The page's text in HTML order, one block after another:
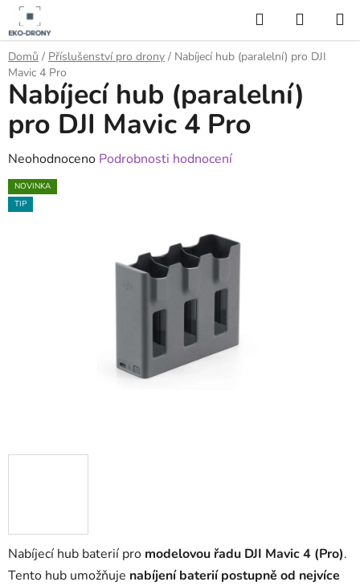
Přejít
obsah
Hledat
KOŠÍK
Domů / Příslušenství pro drony / Nabíjecí hub (paralelní) pro DJI
Mavic 4 Pro
Nabíjecí hub baterií pro modelovou řadu DJI Mavic 4 (Pro).
Tento hub umožňuje nabíjení baterií postupně od nejvíce
Nabíjecí hub (paralelní)
pro DJI Mavic 4 Pro
Průměrné
hodnocení
produktu
Neohodnoceno Podrobnosti hodnocení
NOVINKA
TIP